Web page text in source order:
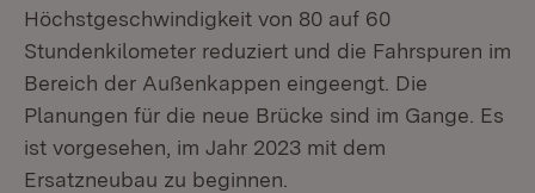
Höchstgeschwindigkeit von 80 auf 60
Stundenkilometer reduziert und die Fahrspuren im
Bereich der Außenkappen eingeengt. Die
Planungen für die neue Brücke sind im Gange. Es
ist vorgesehen, im Jahr 2023 mit dem
Ersatzneubau zu beginnen.